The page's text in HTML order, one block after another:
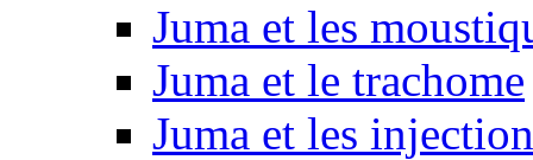
Juma et les
Juma et le trachome
Juma et les